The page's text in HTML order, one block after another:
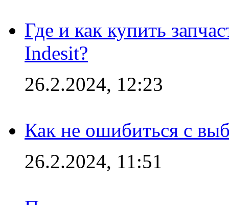
Где и как купить
Indesit?
26.2.2024, 12:23
Как не ошибиться с
26.2.2024, 11:51